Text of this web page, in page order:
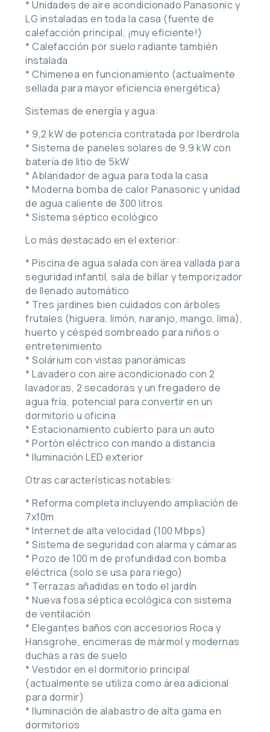
* Unidades de aire acondicionado Panasonic y
LG instaladas en toda la casa (fuente de
calefacción principal, ¡muy eficiente!)
* Calefacción por suelo radiante también
instalada
* Chimenea en funcionamiento (actualmente
sellada para mayor eficiencia energética)
Sistemas de energía y agua:
* 9,2 kW de potencia contratada por Iberdrola
* Sistema de paneles solares de 9,9 kW con
batería de litio de 5kW
* Ablandador de agua para toda la casa
* Moderna bomba de calor Panasonic y unidad
de agua caliente de 300 litros
* Sistema séptico ecológico
Lo más destacado en el exterior:
* Piscina de agua salada con área vallada para
seguridad infantil, sala de billar y temporizador
de llenado automático
* Tres jardines bien cuidados con árboles
frutales (higuera, limón, naranjo, mango, lima),
huerto y césped sombreado para niños o
entretenimiento
* Solárium con vistas panorámicas
* Lavadero con aire acondicionado con 2
lavadoras, 2 secadoras y un fregadero de
agua fría, potencial para convertir en un
dormitorio u oficina
* Estacionamiento cubierto para un auto
* Portón eléctrico con mando a distancia
* Iluminación LED exterior
Otras características notables:
* Reforma completa incluyendo ampliación de
7x10m
* Internet de alta velocidad (100 Mbps)
* Sistema de seguridad con alarma y cámaras
* Pozo de 100 m de profundidad con bomba
eléctrica (solo se usa para riego)
* Terrazas añadidas en todo el jardín
* Nueva fosa séptica ecológica con sistema
de ventilación
* Elegantes baños con accesorios Roca y
Hansgrohe, encimeras de mármol y modernas
duchas a ras de suelo
* Vestidor en el dormitorio principal
(actualmente se utiliza como área adicional
para dormir)
* Iluminación de alabastro de alta gama en
dormitorios